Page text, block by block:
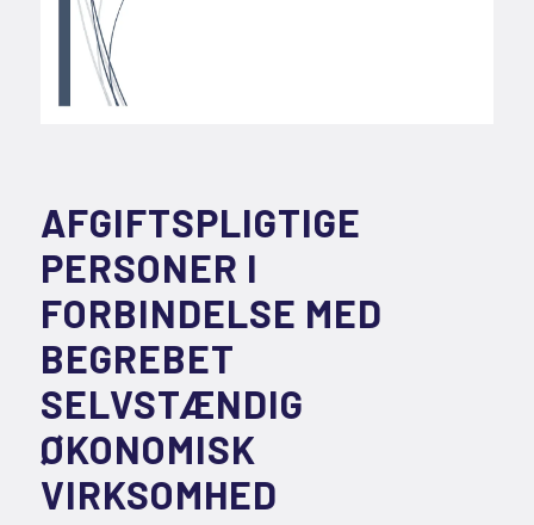
AFGIFTSPLIGTIGE
PERSONER I
FORBINDELSE MED
BEGREBET
SELVSTÆNDIG
ØKONOMISK
VIRKSOMHED